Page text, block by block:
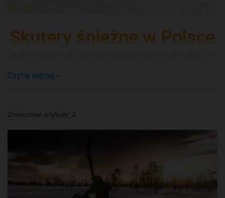
Skutery śnieżne w Polsce
naturalnym terenie to niezwykła przygoda.
zarówno w wiedzę teoretyczną jak i umiejętności praktyczne. W
tym dziale staramy się możliwie jak najpełniej odpowiedzieć na
jazdę na skuterach śnieżnych w Polsce - oni zadbają o stronę
praktyczną.
Czytaj więcej
Znalezione artykuły: 2